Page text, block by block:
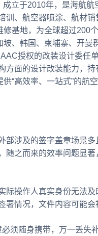
成立于2010年，是海航
训、航空器喷涂、航材
基地，为全球超过200
、韩国、柬埔寨、开曼
授权的改装设计委任
方面的设计改装能力，
“高效率、一站式”的航
部涉及的签字盖章场景
随之而来的效率问题显
际操作人真实身份无法
情况，文件内容可能会
须随身携带，万一丢失